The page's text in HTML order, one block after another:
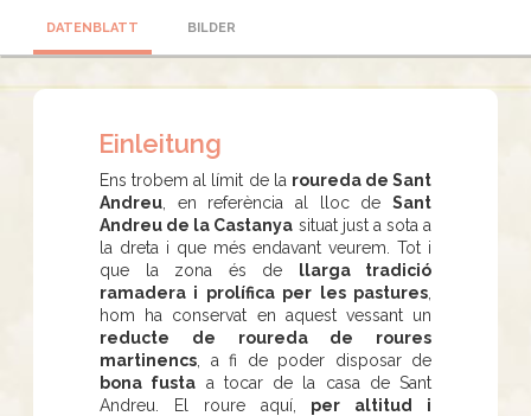
DATENBLATT BILDER
Einleitung
Ens trobem al límit de la roureda de Sant
Andreu , en referència al lloc de Sant
Andreu de la Castanya situat just a sota a
la dreta i que més endavant veurem. Tot i
que la zona és de
llarga tradició
ramadera i prolífica per les pastures
hom ha conservat en aquest vessant un
reducte de roureda de roures
martinencs , a fi de poder disposar de
bona fusta a tocar de la casa de Sant
Andreu. El roure aquí, per altitud i